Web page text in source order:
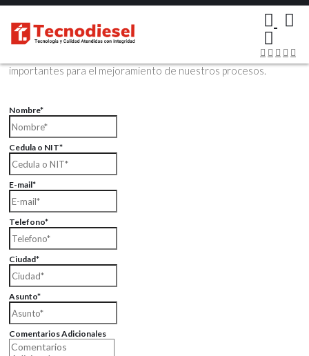
Contáctenos Vía Email
Envíenos sus datos con sus comentarios, sus opiniones son muy
importantes para el mejoramiento de nuestros procesos.
Nombre*
Cedula o NIT*
E-mail*
Telefono*
Ciudad*
Asunto*
Comentarios Adicionales